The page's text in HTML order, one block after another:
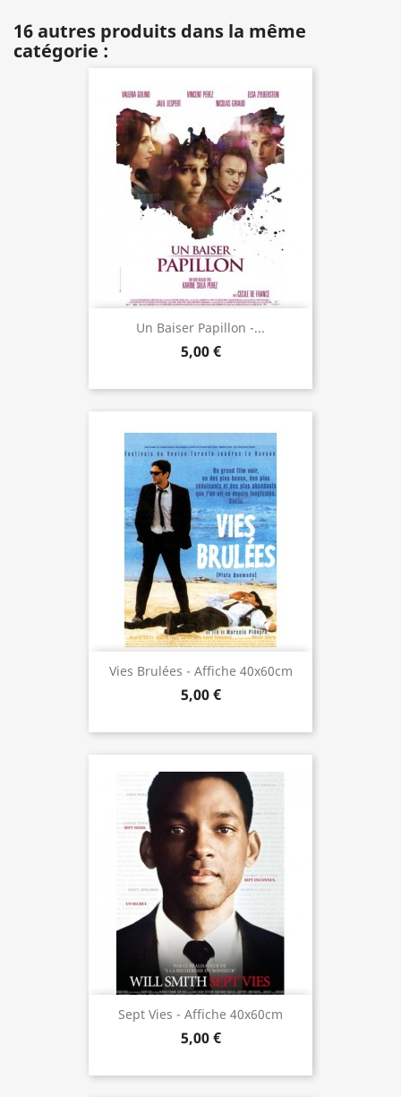
16 autres produits dans la même
catégorie :
Un Baiser Papillon -...
5,00 €
Vies Brulées - Affiche 40x60cm
5,00 €
Sept Vies - Affiche 40x60cm
5,00 €